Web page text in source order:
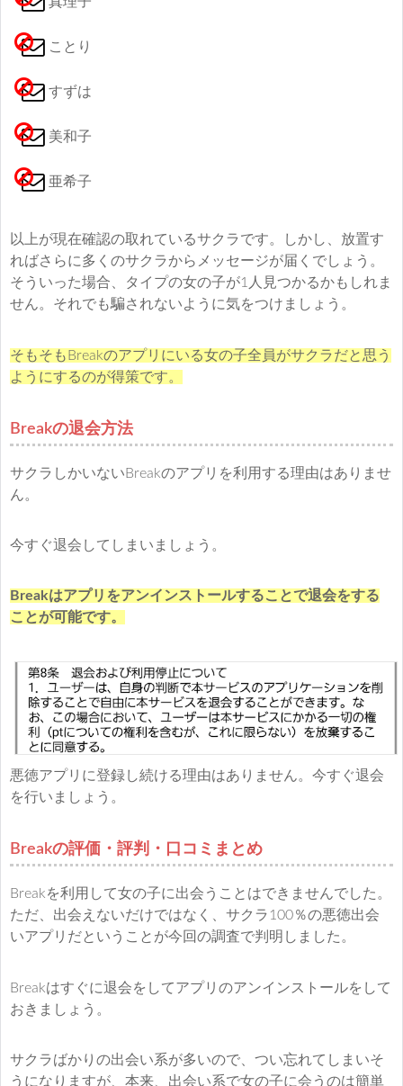
ことり
すずは
美和子
亜希子
以上が現在確認の取れているサクラです。しかし、放置す
ればさらに多くのサクラからメッセージが届くでしょう。
そういった場合、タイプの女の子が1人見つかるかもしれま
せん。それでも騙されないように気をつけましょう。
そもそもBreakのアプリにいる女の子全員がサクラだと思う
ようにするのが得策です。
Breakの退会方法
サクラしかいないBreakのアプリを利用する理由はありませ
ん。
今すぐ退会してしまいましょう。
Breakはアプリをアンインストールすることで退会をする
ことが可能です。
悪徳アプリに登録し続ける理由はありません。今すぐ退会
を行いましょう。
Breakの評価・評判・口コミまとめ
Breakを利用して女の子に出会うことはできませんでした。
ただ、出会えないだけではなく、サクラ100％の悪徳出会
いアプリだということが今回の調査で判明しました。
Breakはすぐに退会をしてアプリのアンインストールをして
おきましょう。
サクラばかりの出会い系が多いので、つい忘れてしまいそ
うになりますが、本来、出会い系で女の子に会うのは簡単